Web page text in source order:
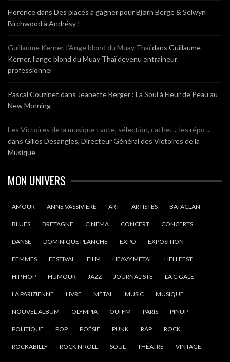
Florencedans Des places à gagner pour Bjørn Berge & Selwyn
Birchwood à Andrésy !
Guillaume Kerner, l’Ange blond du Muay Thaïdans Guillaume
Kerner, l’ange blond du Muay Thaï devenu entraineur
professionnel
Pascal Couzinet dans Jeanette Berger : La Soul à Fleur de Peau au
New Morning
Les Victoires de la musique : vote, sélection, cachet... les répo ...
dans Gilles Desangles, Directeur Général des Victoires de la
Musique
MON UNIVERS
AMOUR ANNE VASSIVIERE ART ARTISTES BATACLAN
BLUES BRETAGNE CINEMA CONCERT CONCERTS
DANSE DOMINIQUE PLANCHE EXPO EXPOSITION
FEMMES FESTIVAL FILM HEAVY METAL HELLFEST
HIP HOP HUMOUR JAZZ JOURNALISTE LA CIGALE
LA PARIZIENNE LIVRE METAL MUSIC MUSIQUE
NOUVEL ALBUM OLYMPIA OUI FM PARIS PINUP
POLITIQUE POP POÉSIE PUNK RAP ROCK
ROCKABILLY ROCK N ROLL SOUL THÉATRE VINTAGE